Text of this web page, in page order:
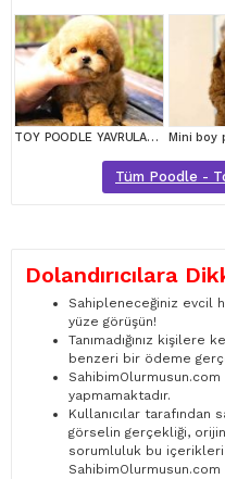
TOY POODLE YAVRULARIM
Tüm Poodle -
Dolandırıcılara
Sahipleneceğiniz evcil
yüze görüşün!
Tanımadığınız
benzeri bir ödeme
SahibimOlurmusun.com
yapmamaktadır.
Kullanıcılar tarafından
görselin gerçekliği,
sorumluluk bu içerikleri